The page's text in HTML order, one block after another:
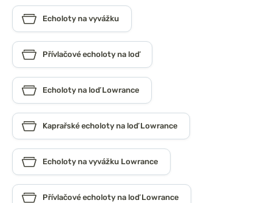
Echoloty na vyvážku
Přívlačové echoloty na loď
Echoloty na loď Lowrance
Kaprařské echoloty na loď Lowrance
Echoloty na vyvážku Lowrance
Přívlačové echoloty na loď Lowrance